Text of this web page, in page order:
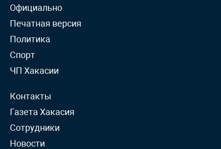
Официально
Печатная версия
Политика
Спорт
ЧП Хакасии
Контакты
Газета Хакасия
Сотрудники
Новости